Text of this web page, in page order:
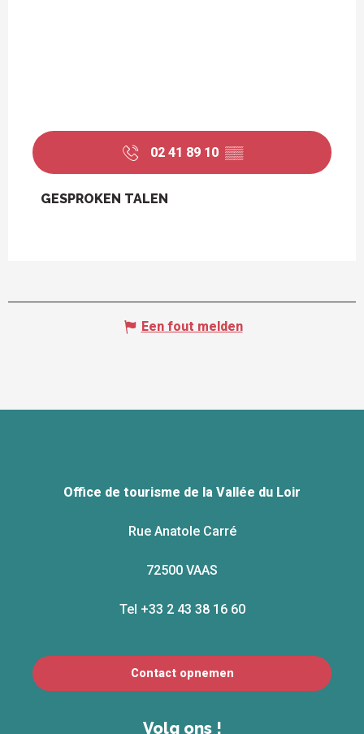
02 41 89 10 ▒▒
GESPROKEN TALEN
GESPROKEN TALEN
Een fout melden
Office de tourisme de la Vallée du Loir
Rue Anatole Carré
72500 VAAS
Tel +33 2 43 38 16 60
Contact opnemen
Volg ons !